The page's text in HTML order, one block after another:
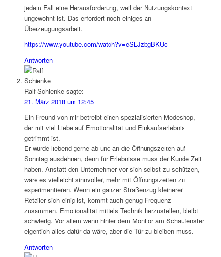
jedem Fall eine Herausforderung, weil der Nutzungskontext
ungewohnt ist. Das erfordert noch einiges an
Überzeugungsarbeit.
https://www.youtube.com/watch?v=eSLJzbgBKUc
Antworten
Ralf Schienke sagte:
21. März 2018 um 12:45
Ein Freund von mir betreibt einen spezialisierten Modeshop,
der mit viel Liebe auf Emotionalität und Einkaufserlebnis
getrimmt ist.
Er würde liebend gerne ab und an die Öffnungszeiten auf
Sonntag ausdehnen, denn für Erlebnisse muss der Kunde Zeit
haben. Anstatt den Unternehmer vor sich selbst zu schützen,
wäre es vielleicht sinnvoller, mehr mit Öffnungszeiten zu
experimentieren. Wenn ein ganzer Straßenzug kleinerer
Retailer sich einig ist, kommt auch genug Frequenz
zusammen. Emotionalität mittels Technik herzustellen, bleibt
schwierig. Vor allem wenn hinter dem Monitor am Schaufenster
eigentich alles dafür da wäre, aber die Tür zu bleiben muss.
Antworten